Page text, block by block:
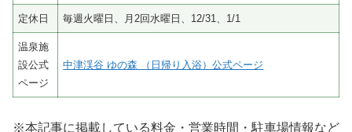
定休日 毎週火曜日、月2回水曜日、12/31、1/1
温泉施
設公式
ページ
中津渓谷 ゆの森 （日帰り入浴）公式ページ
※本記事に掲載している料金・営業時間・駐車場情報など